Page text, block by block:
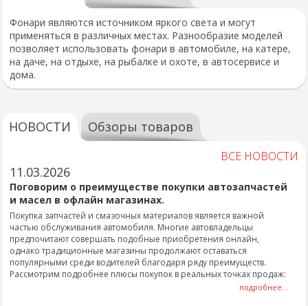
Фонари являются источником яркого света и могут
применяться в различных местах. Разнообразие моделей
позволяет использовать фонари в автомобиле, на катере,
на даче, на отдыхе, на рыбалке и охоте, в автосервисе и
дома.
НОВОСТИ Обзоры товаров
ВСЕ НОВОСТИ
11.03.2026
Поговорим о преимуществе покупки автозапчастей
и масел в офлайн магазинах.
Покупка запчастей и смазочных материалов является важной
частью обслуживания автомобиля. Многие автовладельцы
предпочитают совершать подобные приобретения онлайн,
однако традиционные магазины продолжают оставаться
популярными среди водителей благодаря ряду преимуществ.
Рассмотрим подробнее плюсы покупок в реальных точках продаж:
подробнее...